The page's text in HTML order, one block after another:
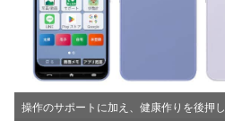
操作のサポートに加え、健康作りを後押し